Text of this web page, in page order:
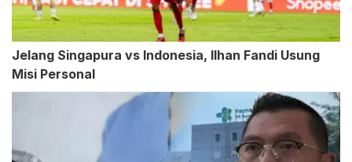
Jelang Singapura vs Indonesia, Ilhan Fandi Usung
Misi Personal